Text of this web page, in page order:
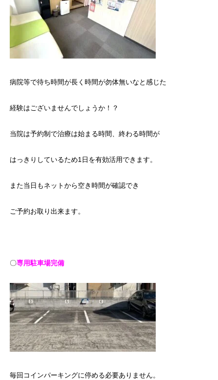
病院等で待ち時間が長く時間が勿体無いなと感じた
経験はございませんでしょうか！？
当院は予約制で治療は始まる時間、終わる時間が
はっきりしているため1日を有効活用できます。
また当日もネットから空き時間が確認でき
ご予約お取り出来ます。
〇専用駐車場完備
毎回コインパーキングに停める必要ありません。